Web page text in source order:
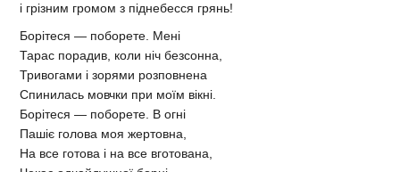
і грізним громом з піднебесся грянь!
Борітеся — поборете. Мені
Тарас порадив, коли ніч безсонна,
Тривогами і зорями розповнена
Спинилась мовчки при моїм вікні.
Борітеся — поборете. В огні
Пашіє голова моя жертовна,
На все готова і на все вготована,